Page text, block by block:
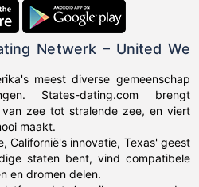
Netwerk – United We
meest diverse gemeenschap
States-dating.com brengt
van zee tot stralende zee, en viert
maakt.
Californië's innovatie, Texas' geest
staten bent, vind compatibele
en dromen delen.